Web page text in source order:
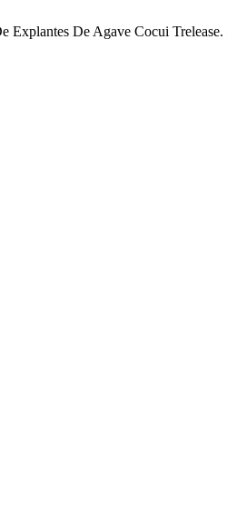
Explantes De Agave Cocui Trelease.